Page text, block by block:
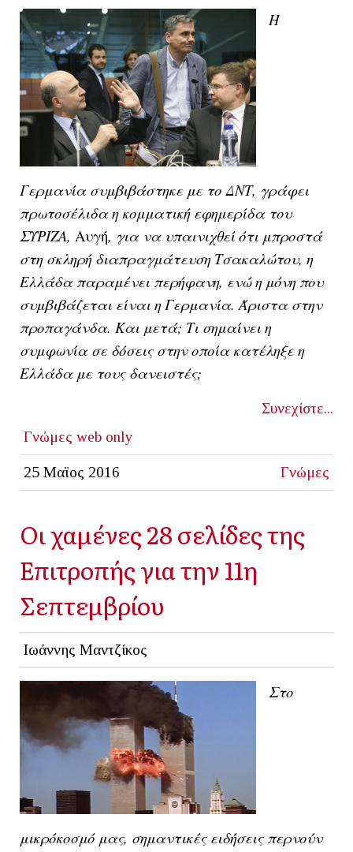
Η
Γερμανία συμβιβάστηκε με το ΔΝΤ, γράφει
πρωτοσέλιδα η κομματική εφημερίδα του
ΣΥΡΙΖΑ, Αυγή, για να υπαινιχθεί ότι μπροστά
στη σκληρή διαπραγμάτευση Τσακαλώτου, η
Ελλάδα παραμένει περήφανη, ενώ η μόνη που
συμβιβάζεται είναι η Γερμανία. Άριστα στην
προπαγάνδα. Και μετά; Τι σημαίνει η
συμφωνία σε δόσεις στην οποία κατέληξε η
Ελλάδα με τους δανειστές;
Συνεχίστε...
Γνώμες web only
25 Μαϊος 2016 Γνώμες
Οι χαμένες 28 σελίδες της
Επιτροπής για την 11η
Σεπτεμβρίου
Ιωάννης Μαντζίκος
Στο
μικρόκοσμό μας, σημαντικές ειδήσεις περνούν